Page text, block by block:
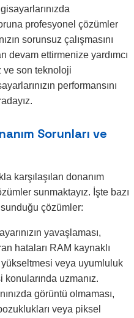
profesyonel çözümler
sorunsuz çalışmasını
devam ettirmenize yardımcı
ve son teknoloji
performansını
Sorunları ve
karşılaşılan donanım
sunmaktayız. İşte bazı
çözümler:
yavaşlaması,
hataları RAM kaynaklı
veya uyumluluk
konularında uzmanız.
görüntü olmaması,
veya piksel